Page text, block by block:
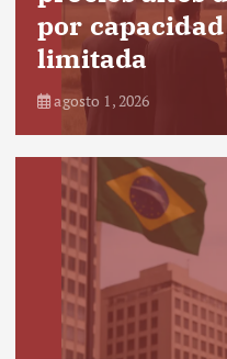
por
limitada
agosto 1, 2026